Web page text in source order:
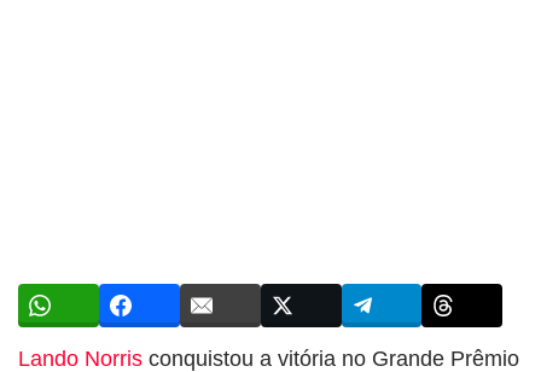
Lando Norris conquistou a vitória no Grande Prêmio